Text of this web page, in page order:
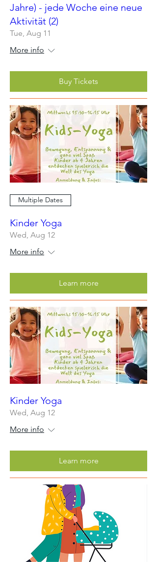
Jahre) - jede Woche eine neue
Aktivität (2)
Tue, Aug 11
More info
Buy Tickets
Multiple Dates
Kinder Yoga
Wed, Aug 12
More info
Learn more
Kinder Yoga
Wed, Aug 12
More info
Learn more